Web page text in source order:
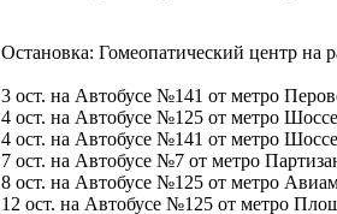
Остановка: Гомеопатический центр на
3 ост. на Автобусе №141 от метро
4 ост. на Автобусе №125 от метро
4 ост. на Автобусе №141 от метро
7 ост. на Автобусе №7 от метро
8 ост. на Автобусе №125 от метро
12 ост. на Автобусе №125 от метро